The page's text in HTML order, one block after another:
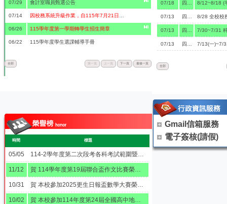
07/29 會計室職員甄選公告
07/14
06/26 115學年度第一學期轉學生招生簡章
06/22 115學年度學生選課輔導手冊
全部 第一頁 上一頁 下一頁 最後一頁
時間 標題
05/05 114-2學年度第二次段考各科考試範圍暨考試題型一覽表
11/12 賀 114學年度第19屆聯合盃作文比賽榮獲8佳作
10/31 賀 本校參加2025更生日報盃數學大賽榮獲四銀六銅
10/02 賀 本校參加114年度第24屆全國高中地理奧林匹亞競賽【榮獲銅獎】
07/18
07/13 8/28 全校校
07/13 7/30~7/31
07/13 7/13(一)~7/
全部
Gmail信箱服務
電子簽核(請假)